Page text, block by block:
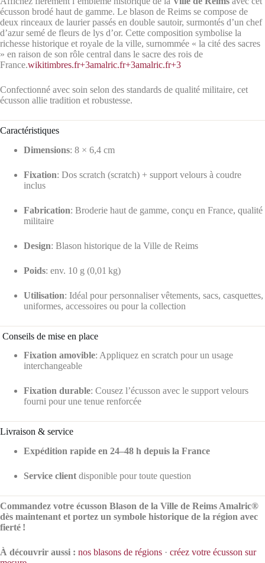
écusson brodé haut de gamme. Le blason de Reims se compose de
deux rinceaux de laurier passés en double sautoir, surmontés d’un chef
d’azur semé de fleurs de lys d’or. Cette composition symbolise la
richesse historique et royale de la ville, surnommée « la cité des sacres
» en raison de son rôle central dans le sacre des rois de
France.wikitimbres.fr+3amalric.fr+3amalric.fr+3
Confectionné avec soin selon des standards de qualité militaire, cet
écusson allie tradition et robustesse.
Caractéristiques
Dimensions: 8 × 6,4 cm
Fixation: Dos scratch (scratch) + support velours à coudre
inclus
Fabrication: Broderie haut de gamme, conçu en France, qualité
militaire
Design: Blason historique de la Ville de Reims
Poids: env. 10 g (0,01 kg)
Utilisation: Idéal pour personnaliser vêtements, sacs, casquettes,
uniformes, accessoires ou pour la collection
️ Conseils de mise en place
Fixation amovible: Appliquez en scratch pour un usage
interchangeable
Fixation durable: Cousez l’écusson avec le support velours
fourni pour une tenue renforcée
Livraison & service
Expédition rapide en 24–48 h depuis la France
Service client disponible pour toute question
Commandez votre écusson Blason de la Ville de Reims Amalric®
dès maintenant et portez un symbole historique de la région avec
fierté !
À découvrir aussi : nos blasons de régions · créez votre écusson sur